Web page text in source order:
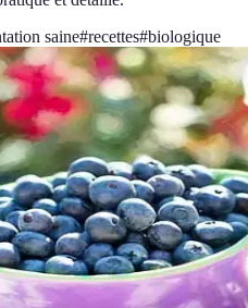
saine#recettes#biologique